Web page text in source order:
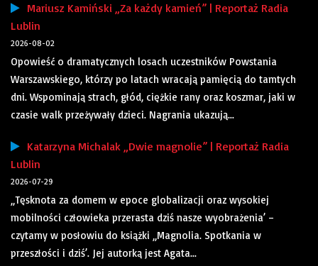
Mariusz Kamiński „Za każdy kamień” | Reportaż Radia
Lublin
2026-08-02
Opowieść o dramatycznych losach uczestników Powstania
Warszawskiego, którzy po latach wracają pamięcią do tamtych
dni. Wspominają strach, głód, ciężkie rany oraz koszmar, jaki w
czasie walk przeżywały dzieci. Nagrania ukazują...
Katarzyna Michalak „Dwie magnolie” | Reportaż Radia
Lublin
2026-07-29
„Tęsknota za domem w epoce globalizacji oraz wysokiej
mobilności człowieka przerasta dziś nasze wyobrażenia’ –
czytamy w posłowiu do książki „Magnolia. Spotkania w
przeszłości i dziś’. Jej autorką jest Agata...